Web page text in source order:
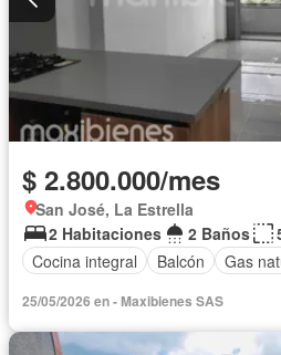
$ 2.800.000/mes
San José, La Estrella
2 Habitaciones
2 Baños
Cocina integral
Balcón Gas
25/05/2026 en - Maxibienes SAS